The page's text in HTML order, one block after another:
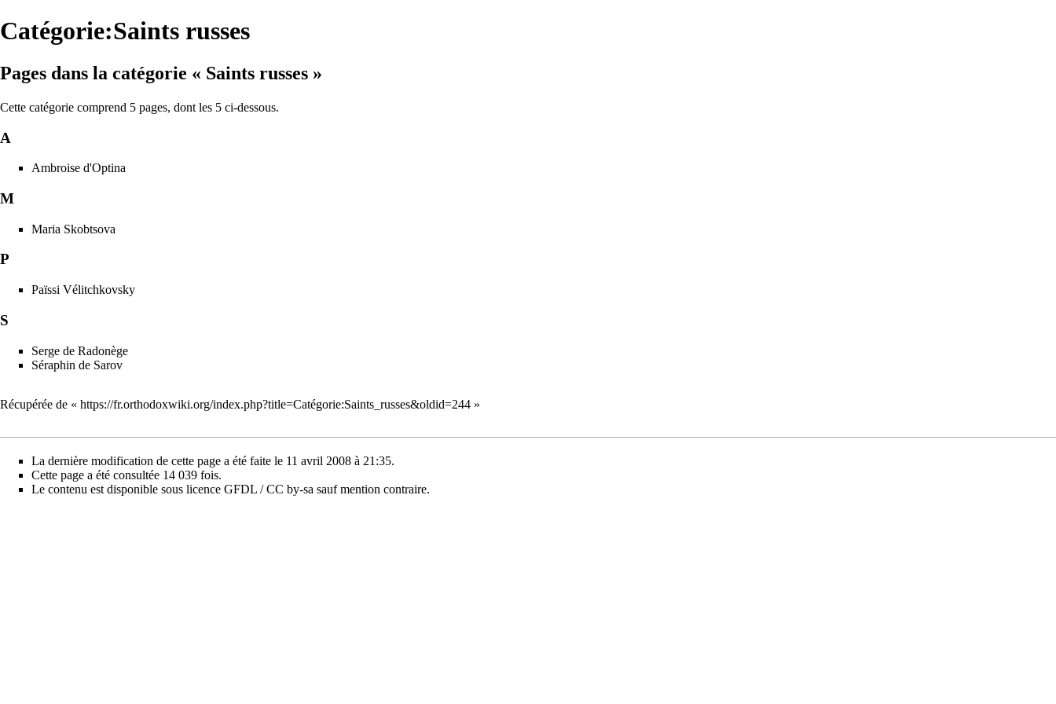
Catégorie:Saints russes
Pages dans la catégorie « Saints russes »
Cette catégorie comprend 5 pages, dont les 5 ci-dessous.
A
Ambroise d'Optina
M
Maria Skobtsova
P
Païssi Vélitchkovsky
S
Serge de Radonège
Séraphin de Sarov
Récupérée de « https://fr.orthodoxwiki.org/index.php?title=Catégorie:Saints_russes&oldid=244 »
La dernière modification de cette page a été faite le 11 avril 2008 à 21:35.
Cette page a été consultée 14 039 fois.
Le contenu est disponible sous licence GFDL / CC by-sa sauf mention contraire.